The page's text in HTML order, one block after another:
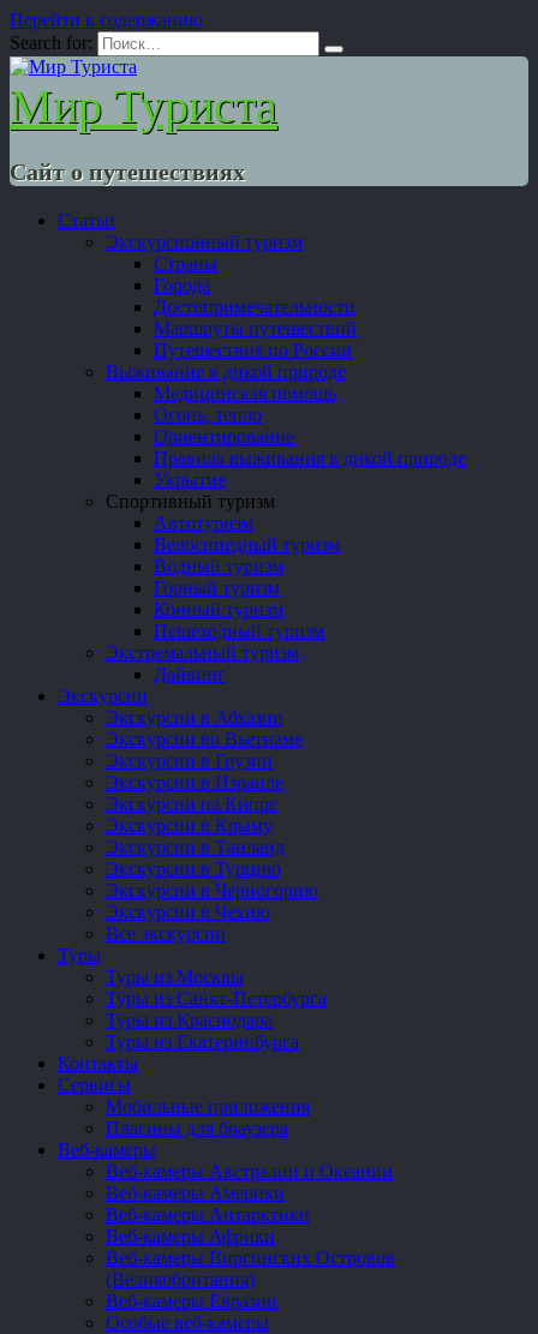
Перейти к содержанию
Search for:
Мир Туриста
Сайт о путешествиях
Статьи
Экскурсионный туризм
Страны
Города
Достопримечательности
Маршруты путешествий
Путешествия по России
Выживание в дикой природе
Медицинская помощь
Огонь, тепло
Ориентирование
Правила выживания в дикой природе
Укрытие
Спортивный туризм
Автотуризм
Велосипедный туризм
Водный туризм
Горный туризм
Конный туризм
Пешеходный туризм
Экстремальный туризм
Дайвинг
Экскурсии
Экскурсии в Абхазии
Экскурсии во Вьетнаме
Экскурсии в Грузии
Экскурсии в Израиле
Экскурсии на Кипре
Экскурсии в Крыму
Экскурсии в Таиланд
Экскурсии в Турцию
Экскурсии в Черногорию
Экскурсии в Чехию
Все экскурсии
Туры
Туры из Москвы
Туры из Санкт-Петербурга
Туры из Краснодара
Туры из Екатеринбурга
Контакты
Сервисы
Мобильные приложения
Плагины для браузера
Веб-камеры
Веб-камеры Австралии и Океании
Веб-камеры Америки
Веб-камеры Антарктики
Веб-камеры Африки
Веб-камеры Виргинских Островов
(Великобритания)
Веб-камеры Евразии
Особые веб-камеры